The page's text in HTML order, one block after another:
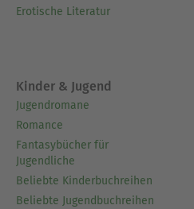
Erotische Literatur
Kinder & Jugend
Jugendromane
Romance
Fantasybücher für
Jugendliche
Beliebte Kinderbuchreihen
Beliebte Jugendbuchreihen